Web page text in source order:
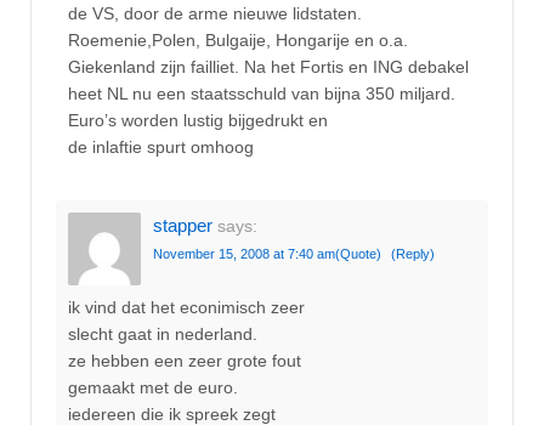
de VS, door de arme nieuwe lidstaten.
Roemenie,Polen, Bulgaije, Hongarije en o.a.
Giekenland zijn failliet. Na het Fortis en ING debakel
heet NL nu een staatsschuld van bijna 350 miljard.
Euro’s worden lustig bijgedrukt en
de inlaftie spurt omhoog
stapper says:
November 15, 2008 at 7:40 am(Quote) (Reply)
ik vind dat het econimisch zeer
slecht gaat in nederland.
ze hebben een zeer grote fout
gemaakt met de euro.
iedereen die ik spreek zegt